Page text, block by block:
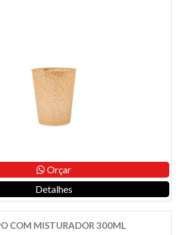
Orçar
Detalhes
COM MISTURADOR 300ML